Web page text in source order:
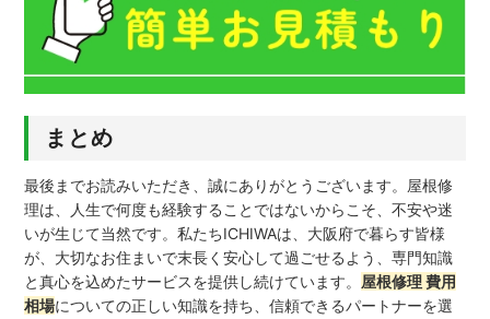
まとめ
最後までお読みいただき、誠にありがとうございます。屋根修
理は、人生で何度も経験することではないからこそ、不安や迷
いが生じて当然です。私たちICHIWAは、大阪府で暮らす皆様
が、大切なお住まいで末長く安心して過ごせるよう、専門知識
と真心を込めたサービスを提供し続けています。 屋根修理 費用
相場についての正しい知識を持ち、信頼できるパートナーを選